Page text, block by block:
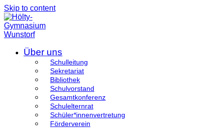
Skip to content
Über uns
Schulleitung
Sekretariat
Bibliothek
Schulvorstand
Gesamtkonferenz
Schulelternrat
Schüler*innenvertretung
Förderverein